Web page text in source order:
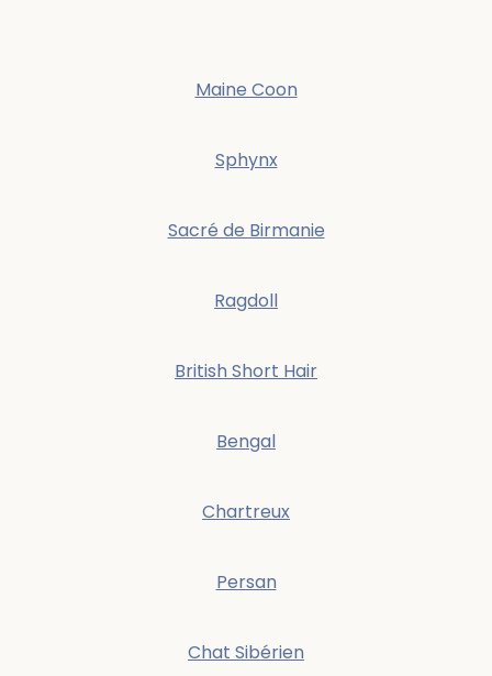
Maine Coon
Sphynx
Sacré de Birmanie
Ragdoll
British Short Hair
Bengal
Chartreux
Persan
Chat Sibérien